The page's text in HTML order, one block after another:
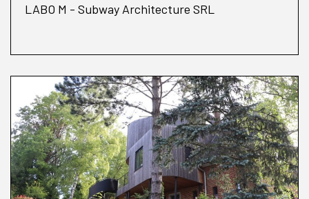
LABO M - Subway Architecture SRL